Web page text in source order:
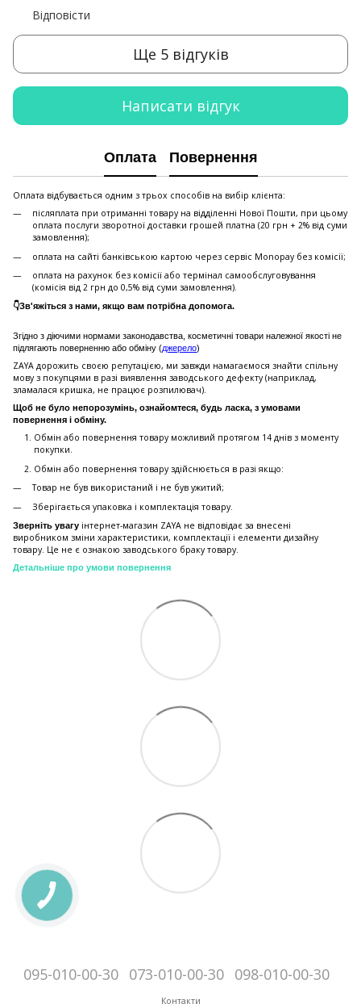
Відповісти
Ще 5 відгуків
Написати відгук
Оплата Повернення
Оплата відбувається одним з трьох способів на вибір клієнта:
післяплата при отриманні товару на відділенні Нової Пошти, при цьому
оплата послуги зворотної доставки грошей платна (20 грн + 2% від суми
замовлення);
оплата на сайті банківською картою через сервіс Monopay без комісії;
оплата на рахунок без комісії або термінал самообслуговування
(комісія від 2 грн до 0,5% від суми замовлення).
👇Зв'яжіться з нами, якщо вам потрібна допомога.
Згідно з діючими нормами законодавства, косметичні товари належної якості не
підлягають поверненню або обміну (джерело)
ZAYA дорожить своєю репутацією, ми завжди намагаємося знайти спільну
мову з покупцями в разі виявлення заводського дефекту (наприклад,
зламалася кришка, не працює розпилювач).
Щоб не було непорозумінь, ознайомтеся, будь ласка, з умовами
повернення і обміну.
Обмін або повернення товару можливий протягом 14 днів з моменту
покупки.
Обмiн або повернення товару здійснюється в разі якщо:
Товар не був використаний і не був ужитий;
Зберiгається упаковка і комплектація товару.
Зверніть увагу інтернет-магазин ZAYA не відповідає за внесені
виробником зміни характеристики, комплектації і елементи дизайну
товару. Це не є ознакою заводського браку товару.
Детальніше про умови повернення
095-010-00-30 073-010-00-30 098-010-00-30
Контакти